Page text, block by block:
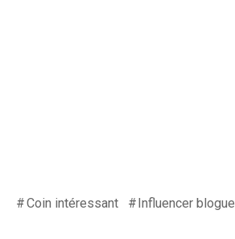
Coin intéressant Influencer blogue